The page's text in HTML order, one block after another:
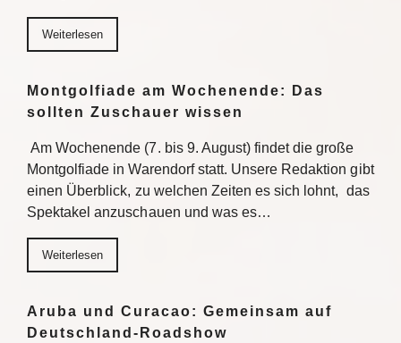
Weiterlesen
Montgolfiade am Wochenende: Das
sollten Zuschauer wissen
Am Wochenende (7. bis 9. August) findet die große
Montgolfiade in Warendorf statt. Unsere Redaktion gibt
einen Überblick, zu welchen Zeiten es sich lohnt, das
Spektakel anzuschauen und was es…
Weiterlesen
Aruba und Curacao: Gemeinsam auf
Deutschland-Roadshow